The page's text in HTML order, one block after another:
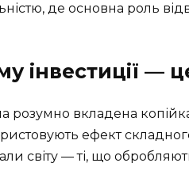
де основна роль
інвестиції —
розумно вкладена
ефект
світу — ті, що